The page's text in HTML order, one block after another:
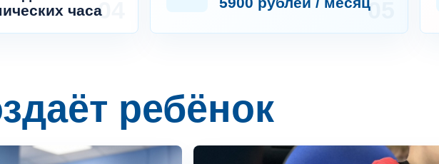
часа
ребёнок